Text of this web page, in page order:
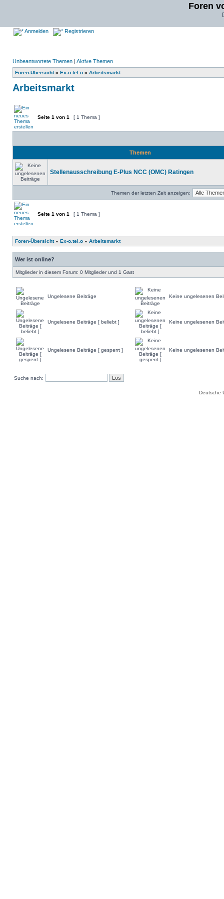
Foren
Anmelden Registrieren
Unbeantwortete Themen | Aktive Themen
Foren-Übersicht» Ex-o.tel.o » Arbeitsmarkt
Arbeitsmarkt
Seite 1 von 1 [ 1 Thema ]
Themen
Stellenausschreibung E-Plus NCC (OMC) Ratingen
Themen der letzten Zeit anzeigen:
Seite 1 von 1 [ 1 Thema ]
Foren-Übersicht» Ex-o.tel.o » Arbeitsmarkt
Wer ist online?
Mitglieder in diesem Forum: 0 Mitglieder und 1 Gast
Ungelesene Beiträge Keine ungelesenen
Ungelesene Beiträge [ beliebt ] Keine ungelesenen
Ungelesene Beiträge [ gesperrt ] Keine ungelesenen
Suche nach:
Deutsche